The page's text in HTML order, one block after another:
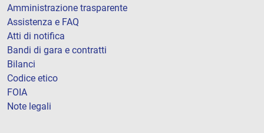
Amministrazione trasparente
Assistenza e FAQ
Atti di notifica
Bandi di gara e contratti
Bilanci
Codice etico
FOIA
Note legali